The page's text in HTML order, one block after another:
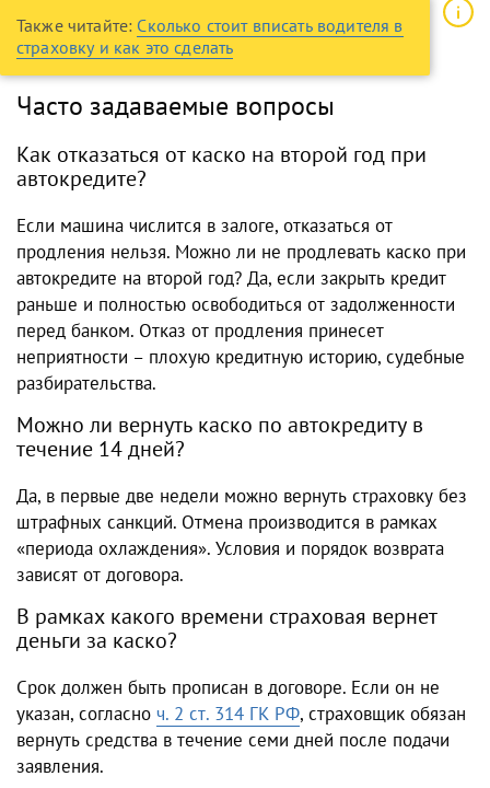
Также читайте: Сколько стоит вписать водителя в
страховку и как это сделать
Часто задаваемые вопросы
Как отказаться от каско на второй год при
автокредите?
Если машина числится в залоге, отказаться от
продления нельзя. Можно ли не продлевать каско при
автокредите на второй год? Да, если закрыть кредит
раньше и полностью освободиться от задолженности
перед банком. Отказ от продления принесет
неприятности – плохую кредитную историю, судебные
разбирательства.
Можно ли вернуть каско по автокредиту в
течение 14 дней?
Да, в первые две недели можно вернуть страховку без
штрафных санкций. Отмена производится в рамках
«периода охлаждения». Условия и порядок возврата
зависят от договора.
В рамках какого времени страховая вернет
деньги за каско?
Срок должен быть прописан в договоре. Если он не
указан, согласно ч. 2 ст. 314 ГК РФ, страховщик обязан
вернуть средства в течение семи дней после подачи
заявления.